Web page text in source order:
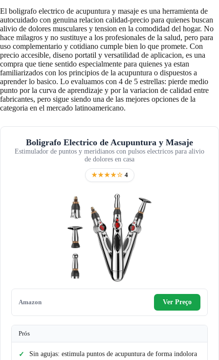
El boligrafo electrico de acupuntura y masaje es una herramienta de
autocuidado con genuina relacion calidad-precio para quienes buscan
alivio de dolores musculares y tension en la comodidad del hogar. No
hace milagros y no sustituye a los profesionales de la salud, pero para
uso complementario y cotidiano cumple bien lo que promete. Con
precio accesible, diseno portatil y versatilidad de aplicacion, es una
compra que tiene sentido especialmente para quienes ya estan
familiarizados con los principios de la acupuntura o dispuestos a
aprender lo basico. Lo evaluamos con 4 de 5 estrellas: pierde medio
punto por la curva de aprendizaje y por la variacion de calidad entre
fabricantes, pero sigue siendo una de las mejores opciones de la
categoria en el mercado latinoamericano.
Boligrafo Electrico de Acupuntura y Masaje
Estimulador de puntos y meridianos con pulsos electricos para alivio
de dolores en casa
★★★★☆ 4
Amazon Ver Preço
Prós
Sin agujas: estimula puntos de acupuntura de forma indolora